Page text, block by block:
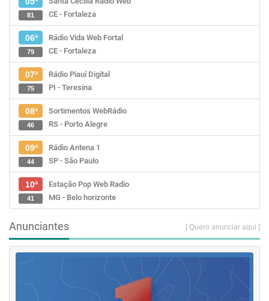
CE - Fortaleza
81
06ª
Rádio Vida Web Fortal
CE - Fortaleza
79
07ª
Rádio Piauí Digital
PI - Teresina
75
08ª
Sortimentos WebRádio
RS - Porto Alegre
46
09ª
Rádio Antena 1
SP - São Paulo
44
10ª
Estação Pop Web Radio
MG - Belo horizonte
41
Anunciantes [ Quero anunciar aqui ]